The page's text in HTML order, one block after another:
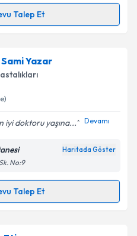
ilişkin
verilerimin belirtilen
Gönder
Talep Et
için randevu takvimi talebi
randevu almanız için bir
posta ile bilgilendireceğiz.
ilişkin
verilerimin belirtilen
kabul ediyorum.
Yazar
iyi doktoru yaşına... Devamı
Haritada Göster
No:9
Talep Et